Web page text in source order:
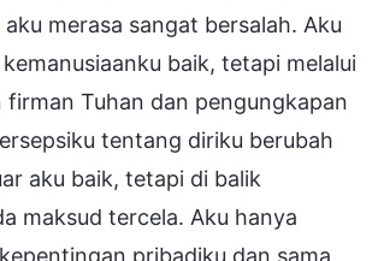
merasa sangat bersalah. Aku
baik, tetapi melalui
firman Tuhan dan pengungkapan
tentang diriku berubah
aku baik, tetapi di balik
maksud tercela. Aku hanya
pribadiku dan sama